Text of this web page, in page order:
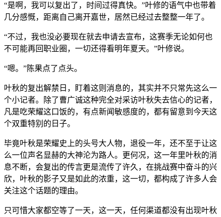
“是啊，我可以复出了，时间过得真快。”叶修的语气中也带着
几分感慨，距离自己离开嘉世，居然已经过去整整一年了。
“不过，我也没必要现在就去申请去宣布，这赛季无论如何也
不可能再回职业圈，一切还得看明年夏天。”叶修说。
“嗯。”陈果点了点头。
叶秋的复出解禁日，盯着这则消息的，其实并不只常先这么一
个小记者。除了曹广诚这种完全对采访叶秋失去信心的记者，
凡是吃荣耀这口饭的，有点新闻敏感度的，都有留意到今天这
个双重特别的日子。
毕竟叶秋是荣耀史上的头号大人物，退役一年，还不至于让这
么一位声名显赫的大神沦为路人。更何况，这一年里叶秋的消
息不断，会复出的传言更是流传了许久，在挑战赛中奋斗的兴
欣，叶秋的影子又是如此的浓重，这一切，都构成了许多人会
关注这个话题的理由。
只可惜大家都空等了一天，这一天，任何渠道都没有出现叶秋